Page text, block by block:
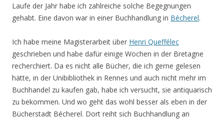
Laufe der Jahr habe ich zahlreiche solche Begegnungen
gehabt. Eine davon war in einer Buchhandlung in Bécherel.
Ich habe meine Magisterarbeit über Henri Queffélec
geschrieben und habe dafür einige Wochen in der Bretagne
recherchiert. Da es nicht alle Bücher, die ich gerne gelesen
hätte, in der Unibibliothek in Rennes und auch nicht mehr im
Buchhandel zu kaufen gab, habe ich versucht, sie antiquarisch
zu bekommen. Und wo geht das wohl besser als eben in der
Bücherstadt Bécherel. Dort reiht sich Buchhandlung an